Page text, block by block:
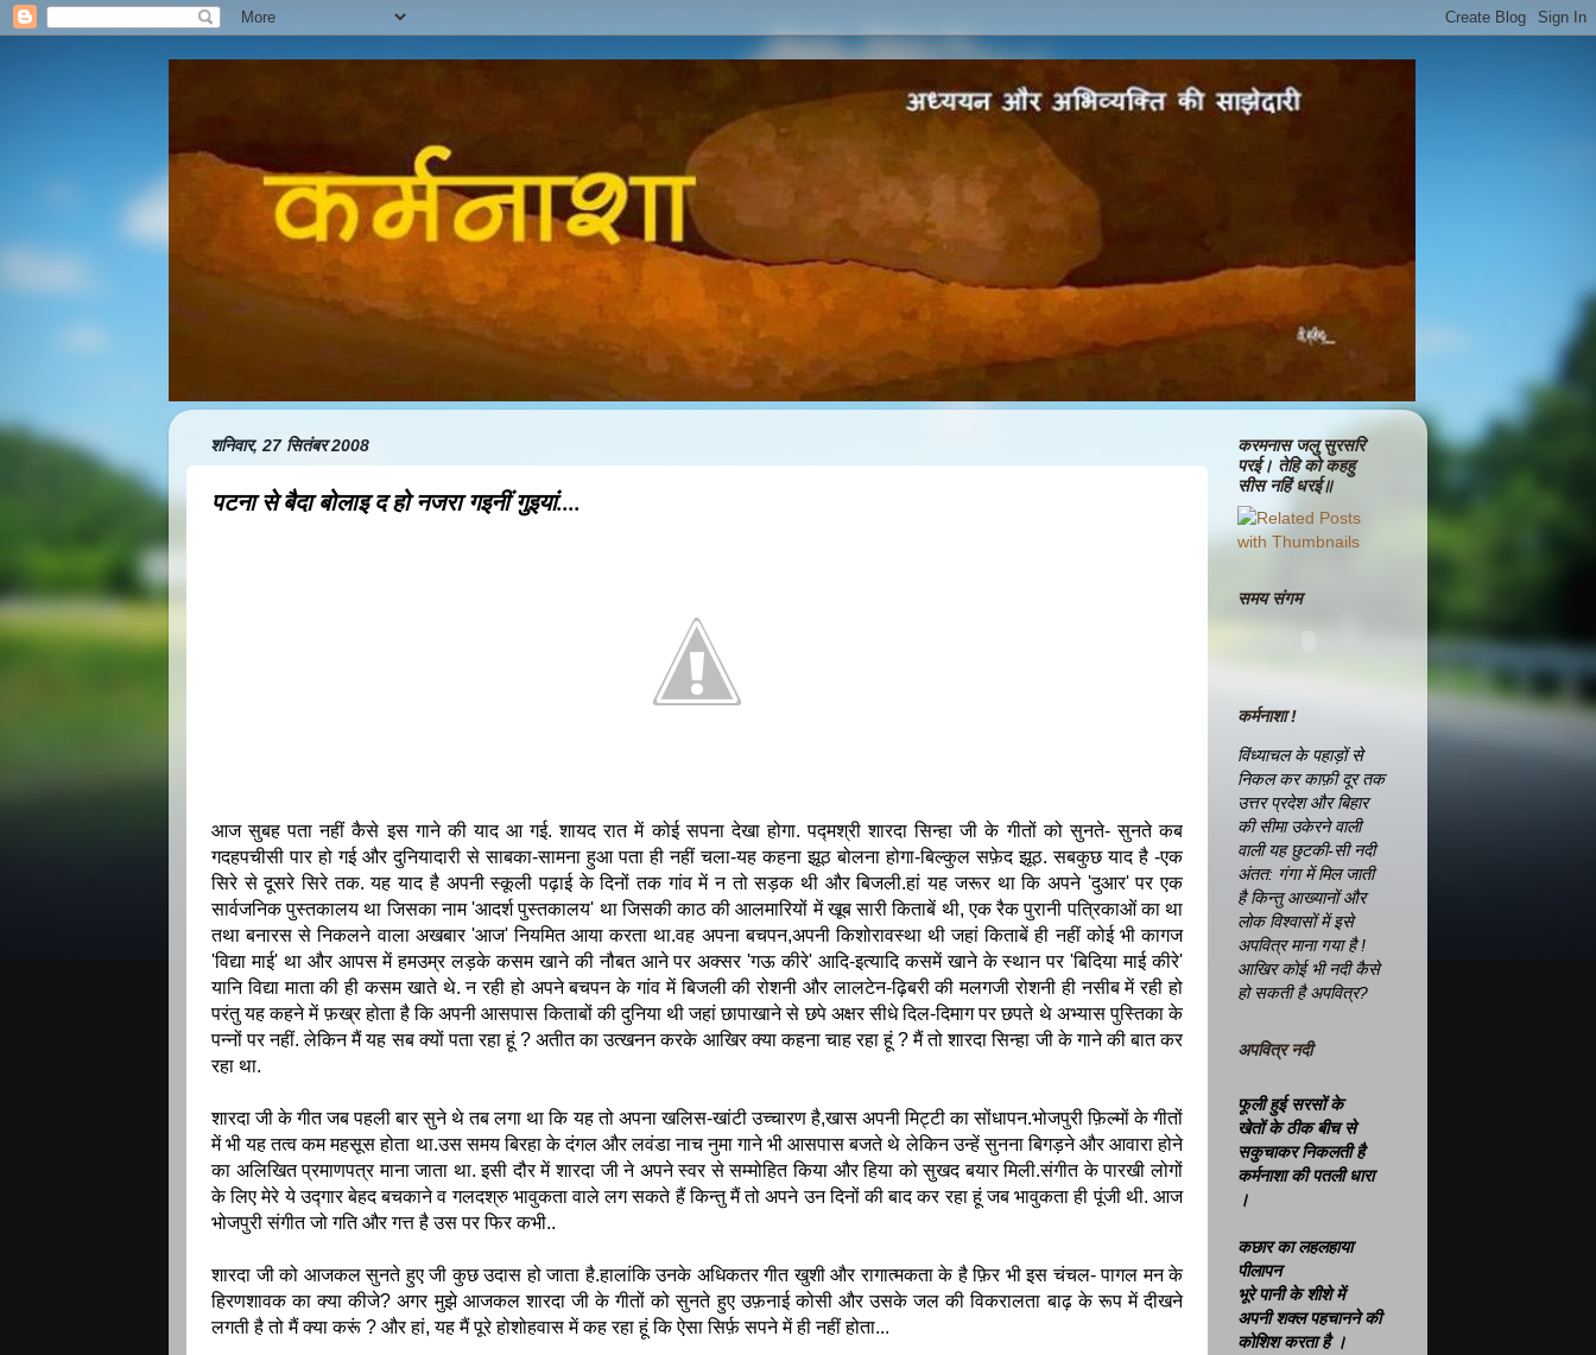
शनिवार, 27 सितंबर 2008
पटना से बैदा बोलाइ द हो नजरा गइनीं गुइयां....
आज सुबह पता नहीं कैसे इस गाने की याद आ गई. शायद रात में कोई सपना देखा होगा. पद्मश्री शारदा सिन्हा जी के गीतों को सुनते- सुनते कब
गदहपचीसी पार हो गई और दुनियादारी से साबका-सामना हुआ पता ही नहीं चला-यह कहना झूठ बोलना होगा-बिल्कुल सफ़ेद झूठ. सबकुछ याद है -एक
सिरे से दूसरे सिरे तक. यह याद है अपनी स्कूली पढ़ाई के दिनों तक गांव में न तो सड़क थी और बिजली.हां यह जरूर था कि अपने 'दुआर' पर एक
सार्वजनिक पुस्तकालय था जिसका नाम 'आदर्श पुस्तकालय' था जिसकी काठ की आलमारियों में खूब सारी किताबें थी, एक रैक पुरानी पत्रिकाओं का था
तथा बनारस से निकलने वाला अखबार 'आज' नियमित आया करता था.वह अपना बचपन,अपनी किशोरावस्था थी जहां किताबें ही नहीं कोई भी कागज
'विद्या माई' था और आपस में हमउम्र लड़के कसम खाने की नौबत आने पर अक्सर 'गऊ कीरे' आदि-इत्यादि कसमें खाने के स्थान पर 'बिदिया माई कीरे'
यानि विद्या माता की ही कसम खाते थे. न रही हो अपने बचपन के गांव में बिजली की रोशनी और लालटेन-ढ़िबरी की मलगजी रोशनी ही नसीब में रही हो
परंतु यह कहने में फ़ख्र होता है कि अपनी आसपास किताबों की दुनिया थी जहां छापाखाने से छपे अक्षर सीधे दिल-दिमाग पर छपते थे अभ्यास पुस्तिका के
पन्नों पर नहीं. लेकिन मैं यह सब क्यों पता रहा हूं ? अतीत का उत्खनन करके आखिर क्या कहना चाह रहा हूं ? मैं तो शारदा सिन्हा जी के गाने की बात कर
रहा था.
शारदा जी के गीत जब पहली बार सुने थे तब लगा था कि यह तो अपना खलिस-खांटी उच्चारण है,खास अपनी मिट्टी का सोंधापन.भोजपुरी फ़िल्मों के गीतों
में भी यह तत्व कम महसूस होता था.उस समय बिरहा के दंगल और लवंडा नाच नुमा गाने भी आसपास बजते थे लेकिन उन्हें सुनना बिगड़ने और आवारा होने
का अलिखित प्रमाणपत्र माना जाता था. इसी दौर में शारदा जी ने अपने स्वर से सम्मोहित किया और हिया को सुखद बयार मिली.संगीत के पारखी लोगों
के लिए मेरे ये उद्गार बेहद बचकाने व गलदश्रु भावुकता वाले लग सकते हैं किन्तु मैं तो अपने उन दिनों की बाद कर रहा हूं जब भावुकता ही पूंजी थी. आज
भोजपुरी संगीत जो गति और गत्त है उस पर फिर कभी..
शारदा जी को आजकल सुनते हुए जी कुछ उदास हो जाता है.हालांकि उनके अधिकतर गीत खुशी और रागात्मकता के है फ़िर भी इस चंचल- पागल मन के
हिरणशावक का क्या कीजे? अगर मुझे आजकल शारदा जी के गीतों को सुनते हुए उफ़नाई कोसी और उसके जल की विकरालता बाढ़ के रूप में दीखने
लगती है तो मैं क्या करूं ? और हां, यह मैं पूरे होशोहवास में कह रहा हूं कि ऐसा सिर्फ़ सपने में ही नहीं होता...
करमनास जलु सुरसरि
परई। तेहि को कहहु
सीस नहिं धरई॥
समय संगम
कर्मनाशा !
विंध्याचल के पहाड़ों से
निकल कर काफ़ी दूर तक
उत्तर प्रदेश और बिहार
की सीमा उकेरने वाली
वाली यह छुटकी-सी नदी
अंतत: गंगा में मिल जाती
है किन्तु आख्यानों और
लोक विश्वासों में इसे
अपवित्र माना गया है !
आखिर कोई भी नदी कैसे
हो सकती है अपवित्र?
अपवित्र नदी
फूली हुई सरसों के
खेतों के ठीक बीच से
सकुचाकर निकलती है
कर्मनाशा की पतली धारा
।
कछार का लहलहाया
पीलापन
भूरे पानी के शीशे में
अपनी शक्ल पहचानने की
कोशिश करता है ।